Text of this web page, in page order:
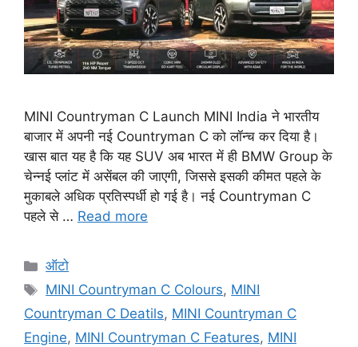
MINI Countryman C Launch MINI India ने भारतीय
बाजार में अपनी नई Countryman C को लॉन्च कर दिया है।
खास बात यह है कि यह SUV अब भारत में ही BMW Group के
चेन्नई प्लांट में असेंबल की जाएगी, जिससे इसकी कीमत पहले के
मुकाबले अधिक प्रतिस्पर्धी हो गई है। नई Countryman C
पहले से … Read more
Categories
ऑटो
Tags
MINI Countryman C Colours, MINI
Countryman C Deatils, MINI Countryman C
Engine, MINI Countryman C Features, MINI